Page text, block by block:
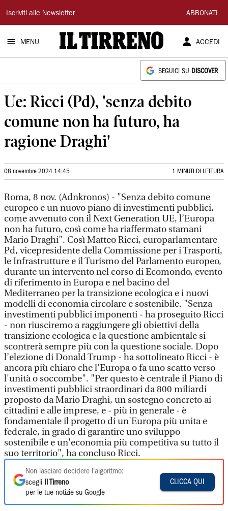
Il
Tirreno
Iscriviti alle Newsletter ABBONATI
MENU ACCEDI
SEGUICI SU DISCOVER
Ue: Ricci (Pd), 'senza debito
comune non ha futuro, ha
ragione Draghi'
08 novembre 2024 14:45 1 MINUTI DI LETTURA
Roma, 8 nov. (Adnkronos) - "Senza debito comune
europeo e un nuovo piano di investimenti pubblici,
come avvenuto con il Next Generation UE, l’Europa
non ha futuro, così come ha riaffermato stamani
Mario Draghi". Così Matteo Ricci, europarlamentare
Pd, vicepresidente della Commissione per i Trasporti,
le Infrastrutture e il Turismo del Parlamento europeo,
durante un intervento nel corso di Ecomondo, evento
di riferimento in Europa e nel bacino del
Mediterraneo per la transizione ecologica e i nuovi
modelli di economia circolare e sostenibile. "Senza
investimenti pubblici imponenti - ha proseguito Ricci
- non riusciremo a raggiungere gli obiettivi della
transizione ecologica e la questione ambientale si
scontrerà sempre più con la questione sociale. Dopo
l’elezione di Donald Trump - ha sottolineato Ricci - è
ancora più chiaro che l’Europa o fa uno scatto verso
l'unità o soccombe". "Per questo è centrale il Piano di
investimenti pubblici straordinari da 800 miliardi
proposto da Mario Draghi, un sostegno concreto ai
cittadini e alle imprese, e - più in generale - è
fondamentale il progetto di un'Europa più unita e
federale, in grado di garantire uno sviluppo
sostenibile e un'economia più competitiva su tutto il
suo territorio", ha concluso Ricci.
Non lasciare decidere l'algoritmo:
scegli
Il Tirreno
per le tue notizie su Google
CLICCA QUI